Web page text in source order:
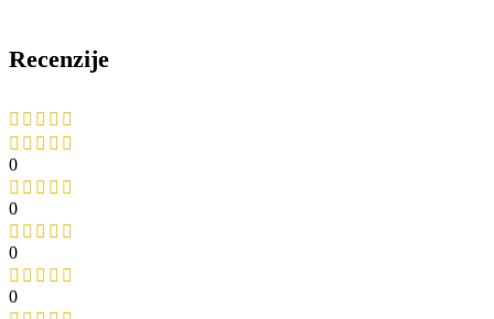
Recenzije
0
0
0
0